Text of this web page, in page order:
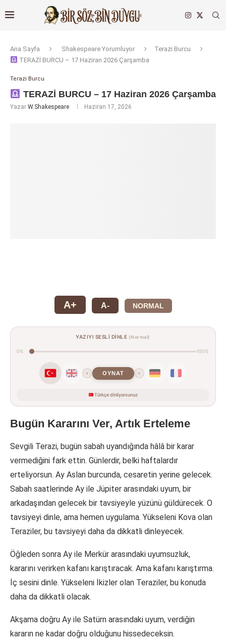
Ana Sayfa Shakespeare Yorumluyor
Terazi Burcu
TERAZİ BURCU – 17 Haziran 2026 Çarşamba
Terazi Burcu
TERAZİ BURCU – 17 Haziran 2026 Çarşamba
Yazar W.Shakespeare Haziran 17, 2026
A+ A- NORMAL
YAZIYI SESLİ DİNLE (Normal)
0% 100%
‹ OYNAT ›
Türkçe dinliyorsunuz
Bugün Kararını Ver, Artık Erteleme
Sevgili Terazi, bugün sabah uyandığında hâlâ bir karar
vermediğini fark ettin. Günlerdir, belki haftalardır
erteliyorsun. Ay Aslan burcunda, cesaretin yerine gelecek.
Sabah saatlerinde Ay ile Jüpiter arasındaki uyum, bir
arkadaşından gelecek bir tavsiyeyle yüzünü güldürecek. O
tavsiyeyi dinle, ama hemen uygulama. Yükseleni Kova olan
Teraziler, bu tavsiyeyi daha da dikkatli dinleyecek.
Öğleden sonra Ay ile Merkür arasındaki uyumsuzluk,
kararını verirken kafanı karıştıracak. Ama kafanı karıştırma.
İç sesini dinle. Yükseleni İkizler olan Teraziler, bu konuda
daha da dikkatli olacak.
Akşama doğru Ay ile Satürn arasındaki uyum, verdiğin
kararın ne kadar doğru olduğunu hissedeceksin.